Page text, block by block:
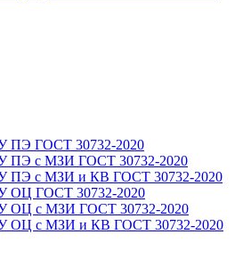
ПЭ ГОСТ 30732-2020
ПЭ с МЗИ ГОСТ 30732-2020
ПЭ с МЗИ и КВ ГОСТ 30732-2020
ОЦ ГОСТ 30732-2020
ОЦ с МЗИ ГОСТ 30732-2020
ОЦ с МЗИ и КВ ГОСТ 30732-2020